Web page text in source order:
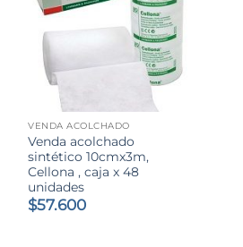
VENDA ACOLCHADO
Venda acolchado
sintético 10cmx3m,
Cellona , caja x 48
unidades
$57.600